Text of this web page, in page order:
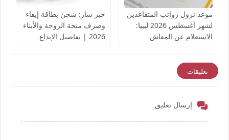
موعد نزول رواتب المتقاعدين
لشهر أغسطس 2026 ليبيا:
الاستعلام عن المعاش
خبر سار: شحن بطاقة إيفاء
وصرف منحة الزوجة والأبناء
2026 | تفاصيل الإيداع
تعليقات
إرسال تعليق